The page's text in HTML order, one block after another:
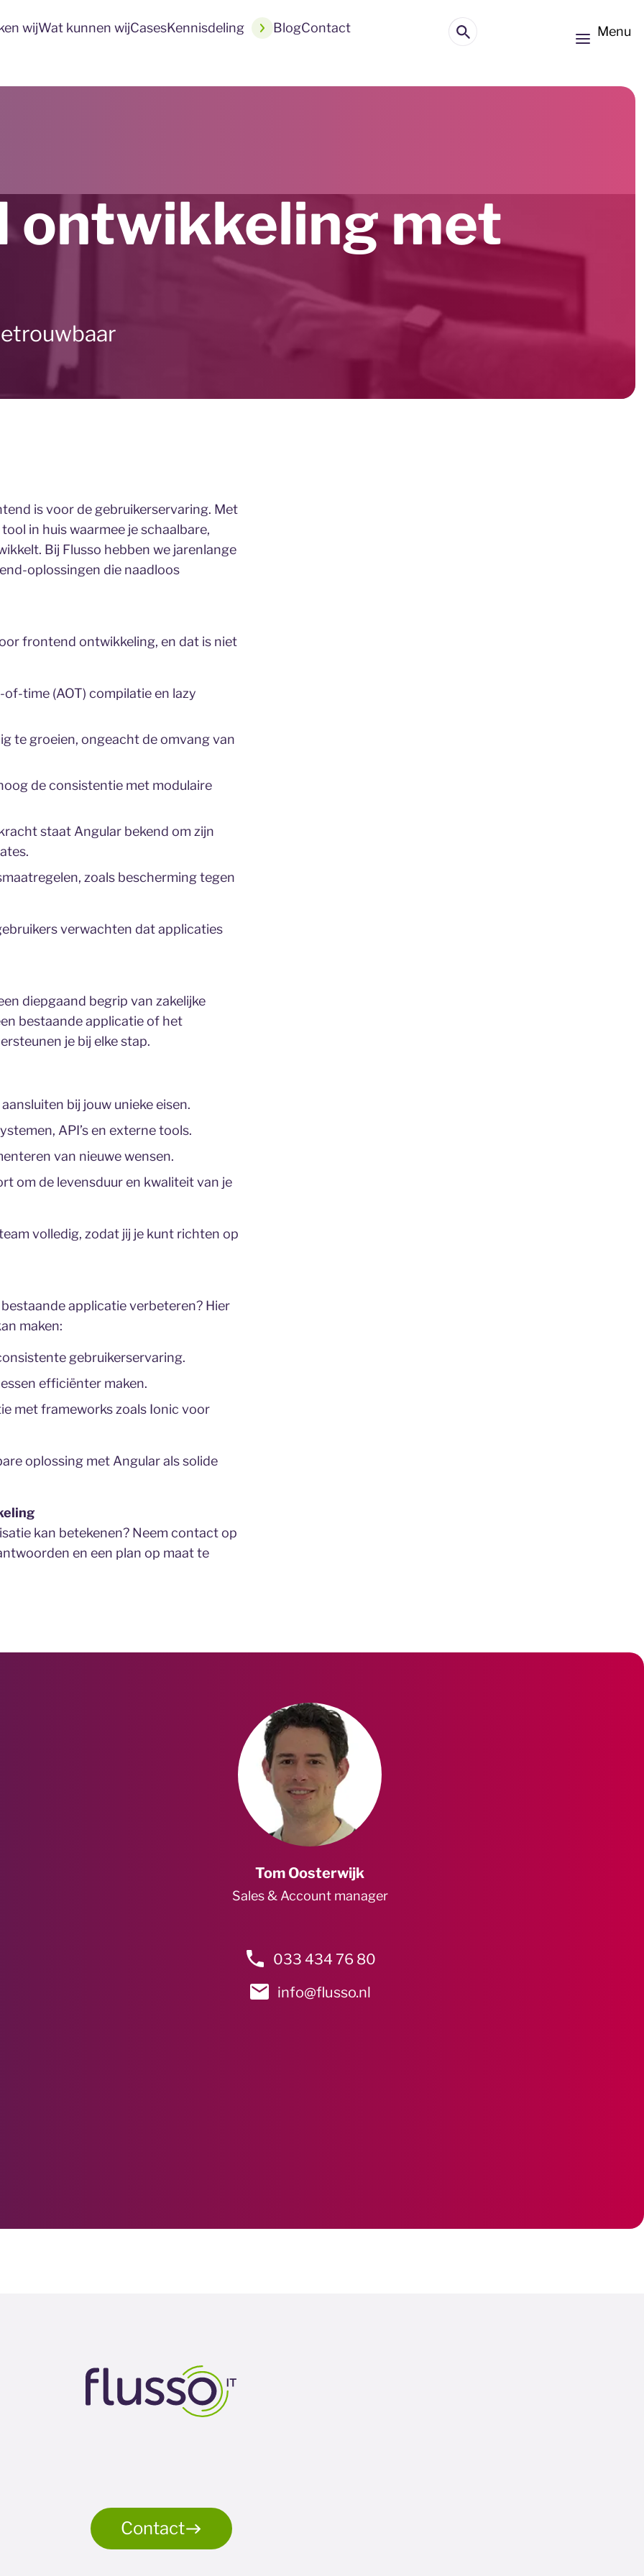
wijWat kunnen wijCasesKennisdeling BlogContact Menu
ontwikkeling met
is voor de gebruikerservaring. Met
in huis waarmee je schaalbare,
Bij Flusso hebben we jarenlange
oplossingen die naadloos
frontend ontwikkeling, en dat is niet
time (AOT) compilatie en lazy
te groeien, ongeacht de omvang van
de consistentie met modulaire
staat Angular bekend om zijn
zoals bescherming tegen
verwachten dat applicaties
diepgaand begrip van zakelijke
bestaande applicatie of het
je bij elke stap.
bij jouw unieke eisen.
API’s en externe tools.
van nieuwe wensen.
om de levensduur en kwaliteit van je
volledig, zodat jij je kunt richten op
applicatie verbeteren? Hier
maken:
gebruikerservaring.
efficiënter maken.
met frameworks zoals Ionic voor
oplossing met Angular als solide
kan betekenen? Neem contact op
en een plan op maat te
Tom Oosterwijk
Sales & Account manager
033 434 76 80
info@flusso.nl
Contact